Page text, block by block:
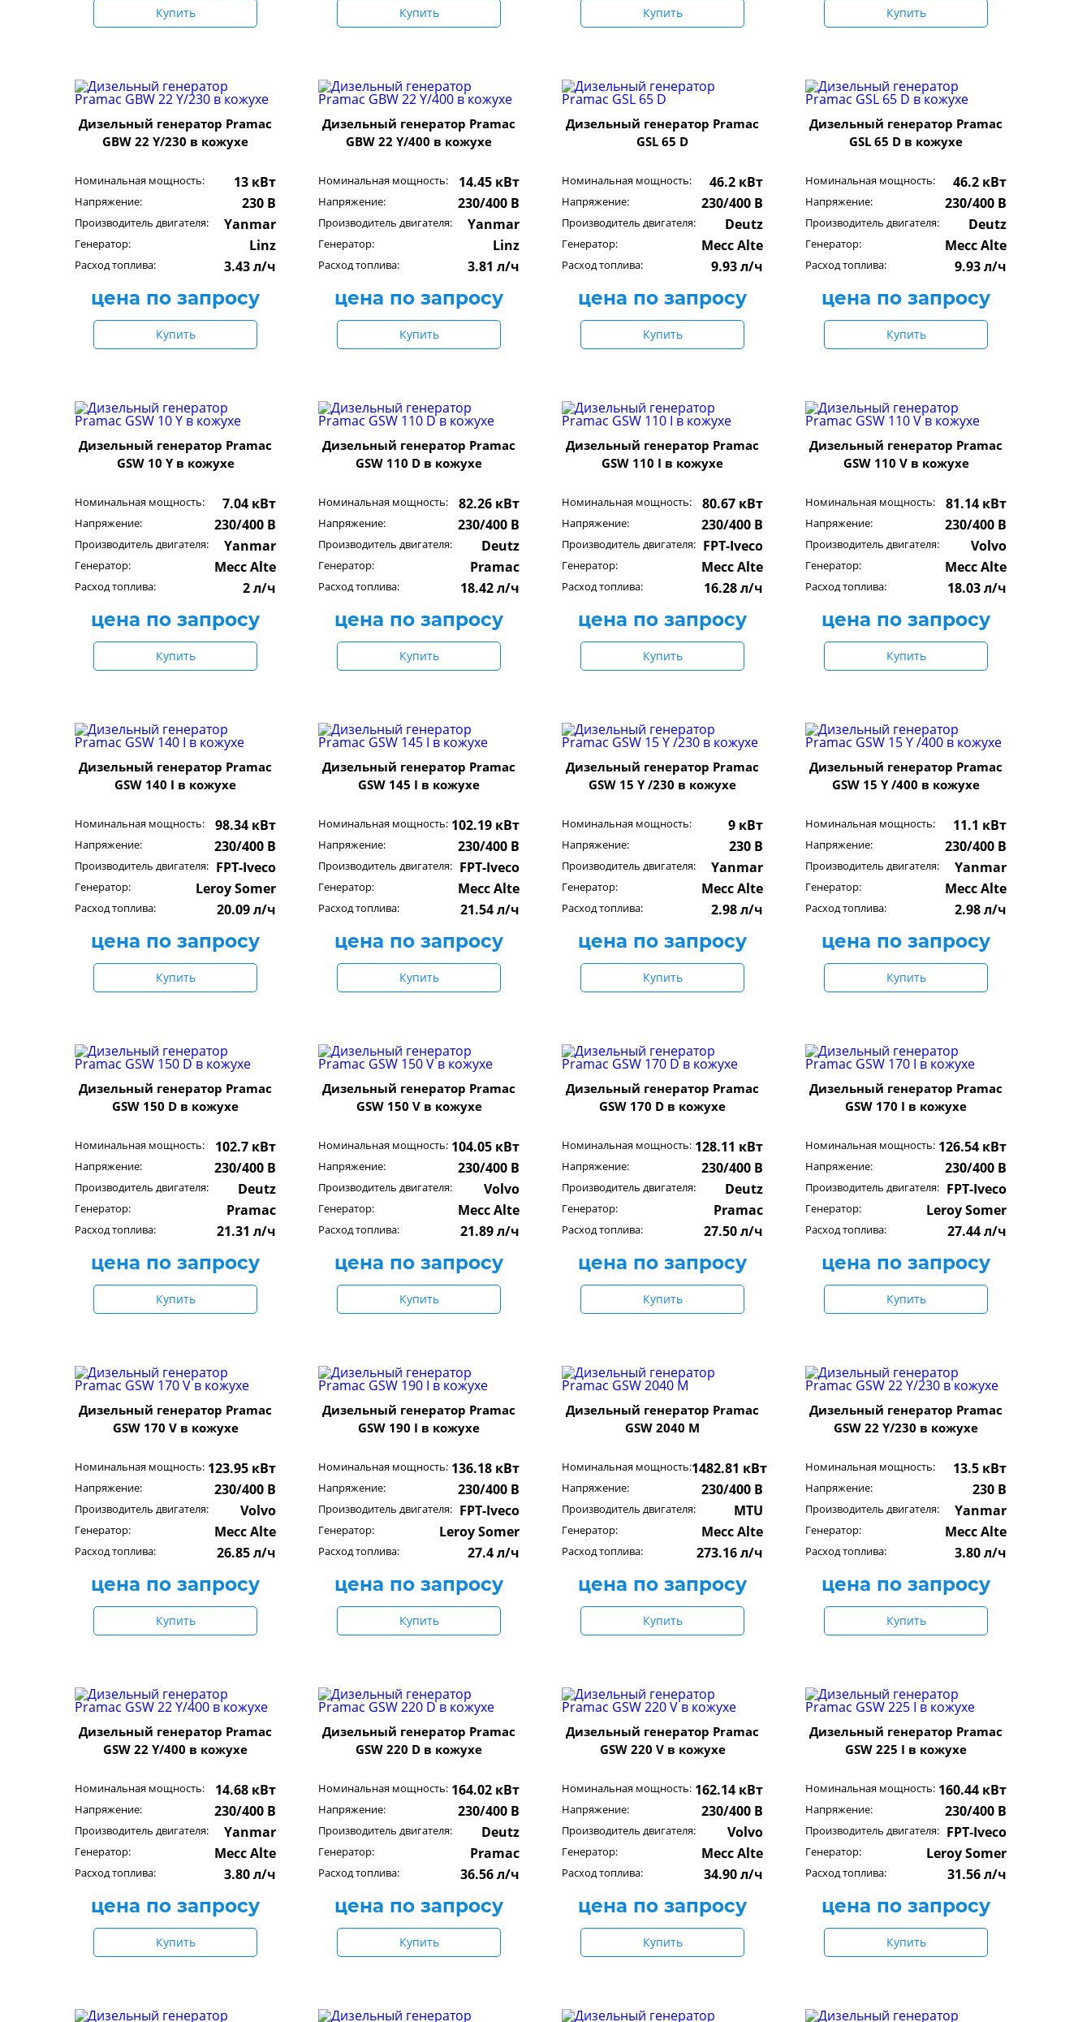
Купить Купить Купить Купить
Дизельный генератор Pramac
GBW 22 Y/230 в кожухе
Номинальная мощность: 13 кВт
Напряжение: 230 В
Производитель двигателя: Yanmar
Генератор: Linz
Расход топлива: 3.43 л/ч
цена по запросу
Купить
Дизельный генератор Pramac
GBW 22 Y/400 в кожухе
Номинальная мощность: 14.45 кВт
Напряжение: 230/400 В
Производитель двигателя: Yanmar
Генератор: Linz
Расход топлива: 3.81 л/ч
цена по запросу
Купить
Дизельный генератор Pramac
GSL 65 D
Номинальная мощность: 46.2 кВт
Напряжение: 230/400 В
Производитель двигателя: Deutz
Генератор: Mecc Alte
Расход топлива: 9.93 л/ч
цена по запросу
Купить
Дизельный генератор Pramac
GSL 65 D в кожухе
Номинальная мощность: 46.2 кВт
Напряжение: 230/400 В
Производитель двигателя: Deutz
Генератор: Mecc Alte
Расход топлива: 9.93 л/ч
цена по запросу
Купить
Дизельный генератор Pramac
GSW 10 Y в кожухе
Номинальная мощность: 7.04 кВт
Напряжение: 230/400 В
Производитель двигателя: Yanmar
Генератор: Mecc Alte
Расход топлива: 2 л/ч
цена по запросу
Купить
Дизельный генератор Pramac
GSW 110 D в кожухе
Номинальная мощность: 82.26 кВт
Напряжение: 230/400 В
Производитель двигателя: Deutz
Генератор: Pramac
Расход топлива: 18.42 л/ч
цена по запросу
Купить
Дизельный генератор Pramac
GSW 110 I в кожухе
Номинальная мощность: 80.67 кВт
Напряжение: 230/400 В
Производитель двигателя: FPT-Iveco
Генератор: Mecc Alte
Расход топлива: 16.28 л/ч
цена по запросу
Купить
Дизельный генератор Pramac
GSW 110 V в кожухе
Номинальная мощность: 81.14 кВт
Напряжение: 230/400 В
Производитель двигателя: Volvo
Генератор: Mecc Alte
Расход топлива: 18.03 л/ч
цена по запросу
Купить
Дизельный генератор Pramac
GSW 140 I в кожухе
Номинальная мощность: 98.34 кВт
Напряжение: 230/400 В
Производитель двигателя: FPT-Iveco
Генератор: Leroy Somer
Расход топлива: 20.09 л/ч
цена по запросу
Купить
Дизельный генератор Pramac
GSW 145 I в кожухе
Номинальная мощность: 102.19 кВт
Напряжение: 230/400 В
Производитель двигателя: FPT-Iveco
Генератор: Mecc Alte
Расход топлива: 21.54 л/ч
цена по запросу
Купить
Дизельный генератор Pramac
GSW 15 Y /230 в кожухе
Номинальная мощность: 9 кВт
Напряжение: 230 В
Производитель двигателя: Yanmar
Генератор: Mecc Alte
Расход топлива: 2.98 л/ч
цена по запросу
Купить
Дизельный генератор Pramac
GSW 15 Y /400 в кожухе
Номинальная мощность: 11.1 кВт
Напряжение: 230/400 В
Производитель двигателя: Yanmar
Генератор: Mecc Alte
Расход топлива: 2.98 л/ч
цена по запросу
Купить
Дизельный генератор Pramac
GSW 150 D в кожухе
Номинальная мощность: 102.7 кВт
Напряжение: 230/400 В
Производитель двигателя: Deutz
Генератор: Pramac
Расход топлива: 21.31 л/ч
цена по запросу
Купить
Дизельный генератор Pramac
GSW 150 V в кожухе
Номинальная мощность: 104.05 кВт
Напряжение: 230/400 В
Производитель двигателя: Volvo
Генератор: Mecc Alte
Расход топлива: 21.89 л/ч
цена по запросу
Купить
Дизельный генератор Pramac
GSW 170 D в кожухе
Номинальная мощность: 128.11 кВт
Напряжение: 230/400 В
Производитель двигателя: Deutz
Генератор: Pramac
Расход топлива: 27.50 л/ч
цена по запросу
Купить
Дизельный генератор Pramac
GSW 170 I в кожухе
Номинальная мощность: 126.54 кВт
Напряжение: 230/400 В
Производитель двигателя: FPT-Iveco
Генератор: Leroy Somer
Расход топлива: 27.44 л/ч
цена по запросу
Купить
Дизельный генератор Pramac
GSW 170 V в кожухе
Номинальная мощность: 123.95 кВт
Напряжение: 230/400 В
Производитель двигателя: Volvo
Генератор: Mecc Alte
Расход топлива: 26.85 л/ч
цена по запросу
Купить
Дизельный генератор Pramac
GSW 190 I в кожухе
Номинальная мощность: 136.18 кВт
Напряжение: 230/400 В
Производитель двигателя: FPT-Iveco
Генератор: Leroy Somer
Расход топлива: 27.4 л/ч
цена по запросу
Купить
Дизельный генератор Pramac
GSW 2040 M
Номинальная мощность:1482.81 кВт
Напряжение: 230/400 В
Производитель двигателя: MTU
Генератор: Mecc Alte
Расход топлива: 273.16 л/ч
цена по запросу
Купить
Дизельный генератор Pramac
GSW 22 Y/230 в кожухе
Номинальная мощность: 13.5 кВт
Напряжение: 230 В
Производитель двигателя: Yanmar
Генератор: Mecc Alte
Расход топлива: 3.80 л/ч
цена по запросу
Купить
Дизельный генератор Pramac
GSW 22 Y/400 в кожухе
Номинальная мощность: 14.68 кВт
Напряжение: 230/400 В
Производитель двигателя: Yanmar
Генератор: Mecc Alte
Расход топлива: 3.80 л/ч
цена по запросу
Купить
Дизельный генератор Pramac
GSW 220 D в кожухе
Номинальная мощность: 164.02 кВт
Напряжение: 230/400 В
Производитель двигателя: Deutz
Генератор: Pramac
Расход топлива: 36.56 л/ч
цена по запросу
Купить
Дизельный генератор Pramac
GSW 220 V в кожухе
Номинальная мощность: 162.14 кВт
Напряжение: 230/400 В
Производитель двигателя: Volvo
Генератор: Mecc Alte
Расход топлива: 34.90 л/ч
цена по запросу
Купить
Дизельный генератор Pramac
GSW 225 I в кожухе
Номинальная мощность: 160.44 кВт
Напряжение: 230/400 В
Производитель двигателя: FPT-Iveco
Генератор: Leroy Somer
Расход топлива: 31.56 л/ч
цена по запросу
Купить